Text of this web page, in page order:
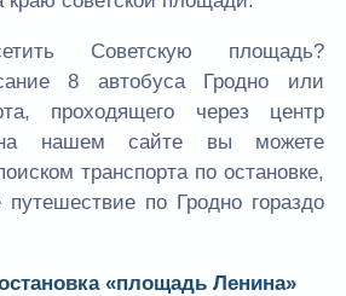
Советскую площадь?
8 автобуса Гродно или
проходящего через центр
нашем сайте вы можете
транспорта по остановке,
по Гродно гораздо
«площадь Ленина»